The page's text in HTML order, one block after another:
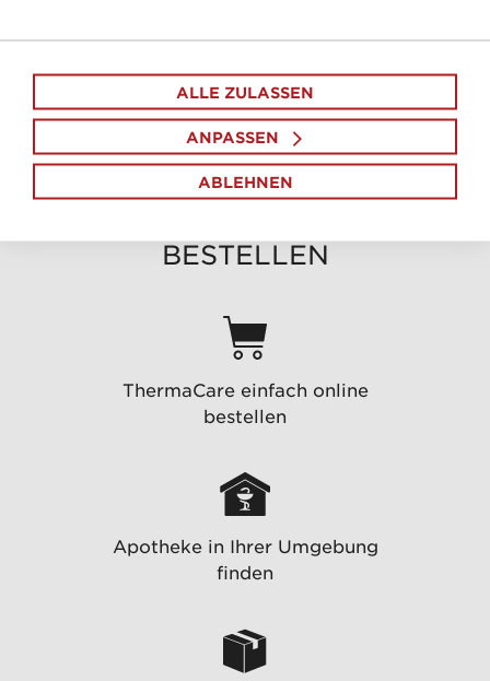
BESTELLEN
ThermaCare einfach online
bestellen
Apotheke in Ihrer Umgebung
finden
ALLE ZULASSEN
ANPASSEN
ABLEHNEN